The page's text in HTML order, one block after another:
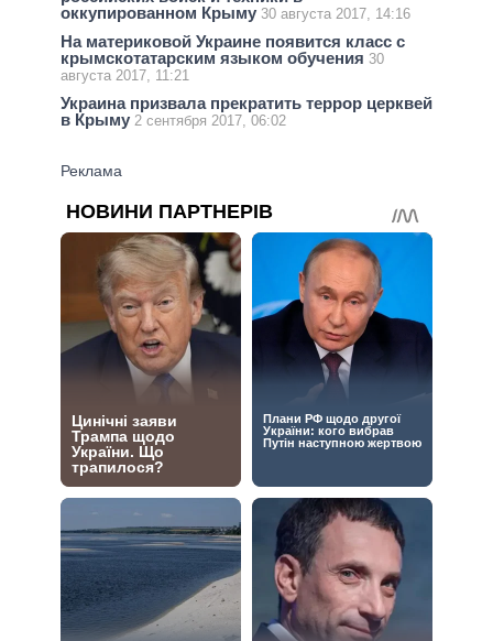
оккупированном Крыму 30 августа 2017, 14:16
На материковой Украине появится класс с
крымскотатарским языком обучения 30
августа 2017, 11:21
Украина призвала прекратить террор церквей
в Крыму 2 сентября 2017, 06:02